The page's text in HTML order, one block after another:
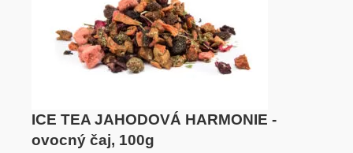
ICE TEA JAHODOVÁ HARMONIE -
ovocný čaj, 100g